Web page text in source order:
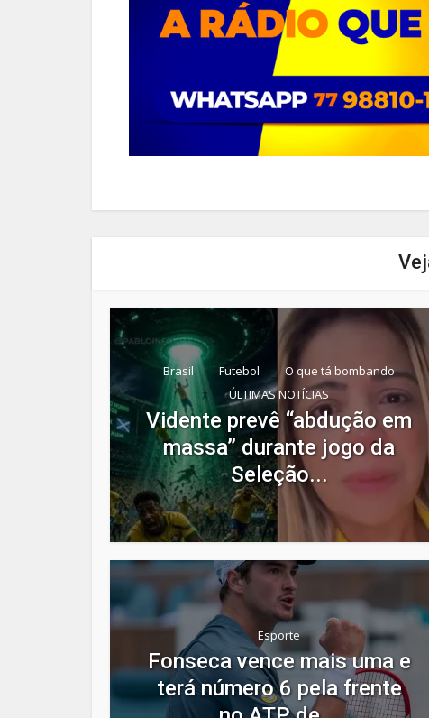
Brasil Futebol
O que tá bombando
ÚLTIMAS NOTÍCIAS
Vidente prevê “abdução em
massa” durante jogo da
Seleção...
Esporte
Fonseca vence mais uma e
terá número 6 pela frente